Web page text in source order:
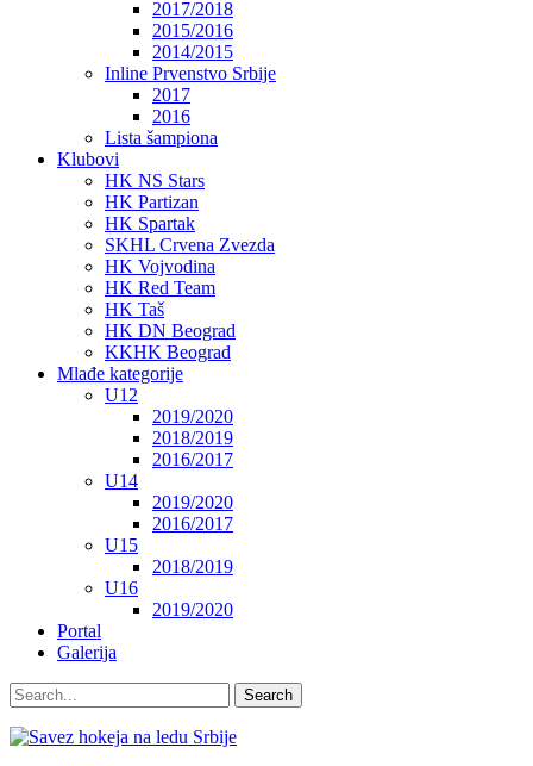
2017/2018
2015/2016
2014/2015
Inline Prvenstvo Srbije
2017
2016
Lista šampiona
Klubovi
HK NS Stars
HK Partizan
HK Spartak
SKHL Crvena Zvezda
HK Vojvodina
HK Red Team
HK Taš
HK DN Beograd
KKHK Beograd
Mlađe kategorije
U12
2019/2020
2018/2019
2016/2017
U14
2019/2020
2016/2017
U15
2018/2019
U16
2019/2020
Portal
Galerija